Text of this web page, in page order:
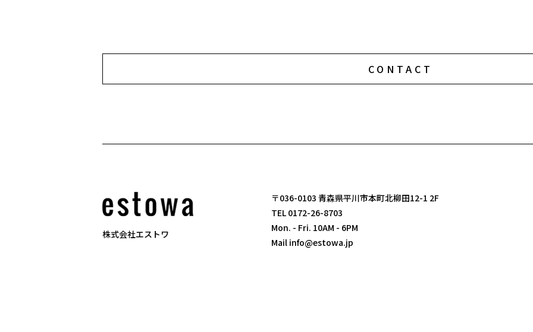
CONTACT
株式会社エストワ
〒036-0103 青森県平川市本町北柳田12-1 2F
TEL 0172-26-8703
Mon. - Fri. 10AM - 6PM
Mail info@estowa.jp